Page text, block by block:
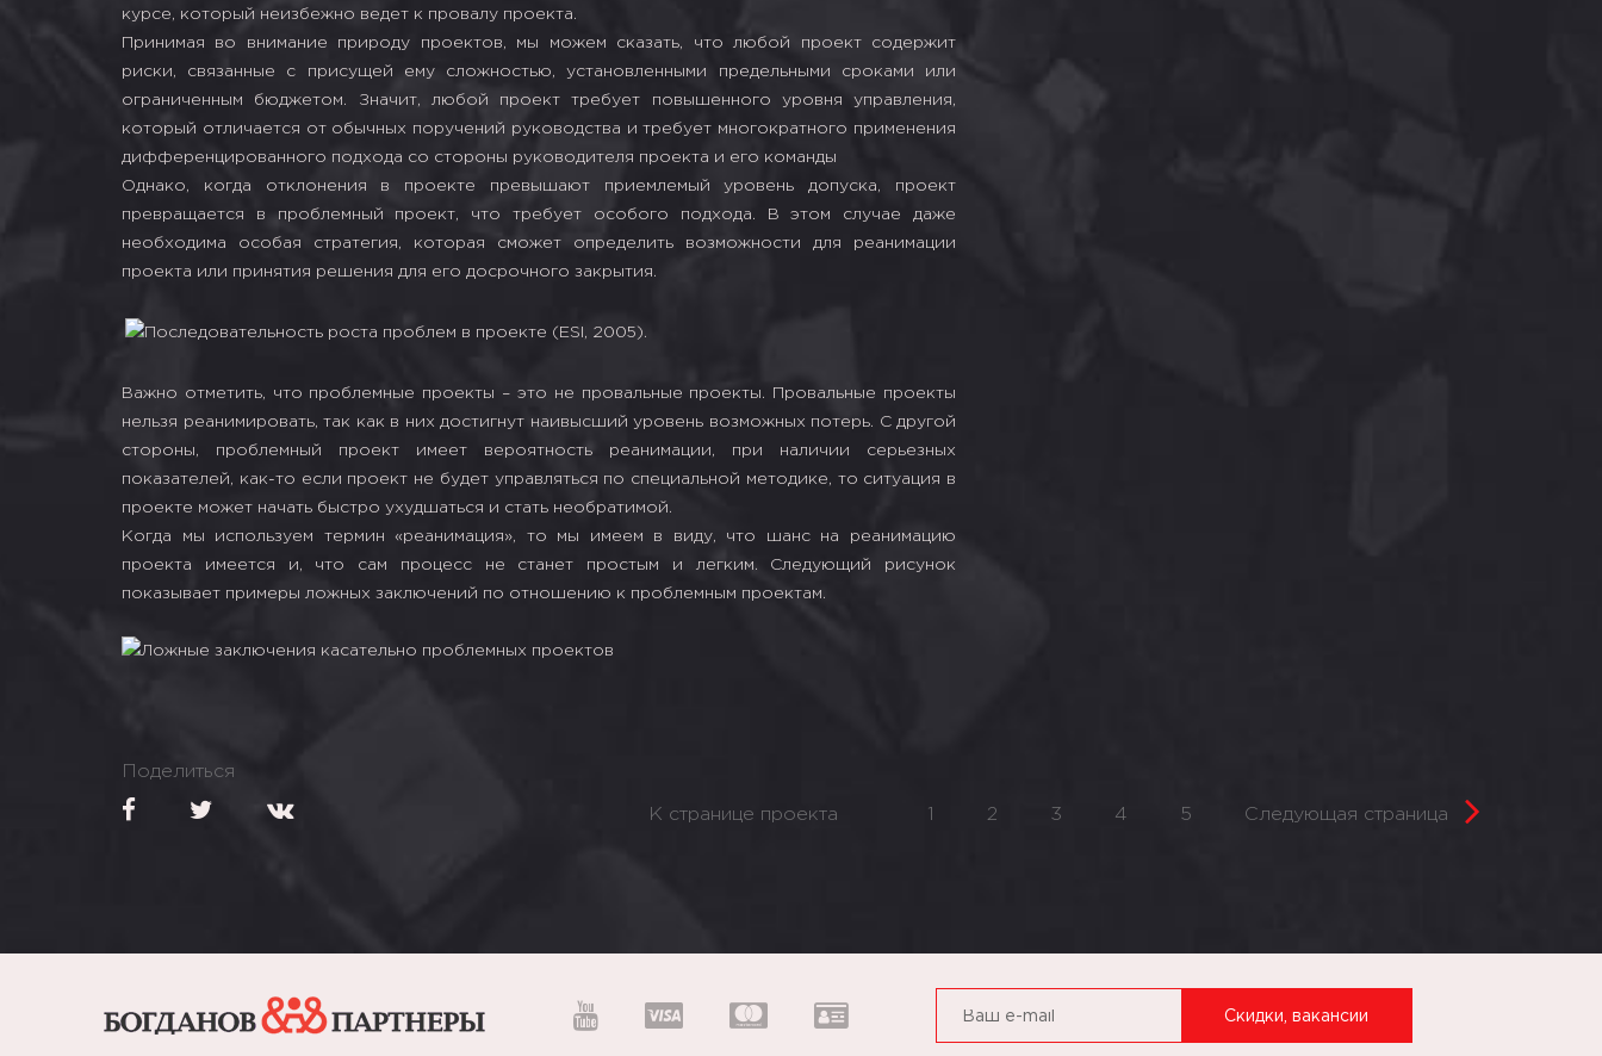
курсе, который неизбежно ведет к провалу проекта.
Принимая во внимание природу проектов, мы можем сказать, что любой проект содержит
риски, связанные с присущей ему сложностью, установленными предельными сроками или
ограниченным бюджетом. Значит, любой проект требует повышенного уровня управления,
который отличается от обычных поручений руководства и требует многократного применения
дифференцированного подхода со стороны руководителя проекта и его команды
Однако, когда отклонения в проекте превышают приемлемый уровень допуска, проект
превращается в проблемный проект, что требует особого подхода. В этом случае даже
необходима особая стратегия, которая сможет определить возможности для реанимации
проекта или принятия решения для его досрочного закрытия.
Важно отметить, что проблемные проекты – это не провальные проекты. Провальные проекты
нельзя реанимировать, так как в них достигнут наивысший уровень возможных потерь. С другой
стороны, проблемный проект имеет вероятность реанимации, при наличии серьезных
показателей, как-то если проект не будет управляться по специальной методике, то ситуация в
проекте может начать быстро ухудшаться и стать необратимой.
Когда мы используем термин «реанимация», то мы имеем в виду, что шанс на реанимацию
проекта имеется и, что сам процесс не станет простым и легким. Следующий рисунок
показывает примеры ложных заключений по отношению к проблемным проектам.
Поделиться
К странице проекта 1 2 3 4 5 Следующая страница